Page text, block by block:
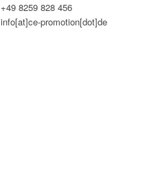
+49 8259 828 456
info[at]ce-promotion[dot]de